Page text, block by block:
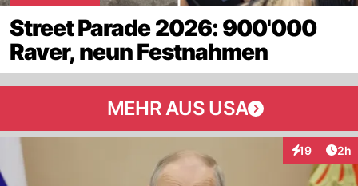
Street Parade 2026: 900'000
Raver, neun Festnahmen
MEHR AUS USA
19
Interaktionen
2h